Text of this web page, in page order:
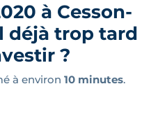
à Cesson-
déjà trop tard
?
à environ 10 minutes.